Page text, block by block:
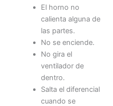
El horno no
calienta alguna de
las partes.
No se enciende.
No gira el
ventilador de
dentro.
Salta el diferencial
cuando se